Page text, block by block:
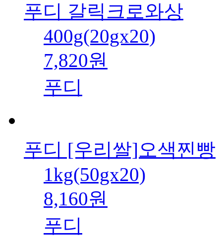
푸디 갈릭크로와상
400g(20gx20)
7,820원
푸디
푸디 [우리쌀]오색찐빵
1kg(50gx20)
8,160원
푸디